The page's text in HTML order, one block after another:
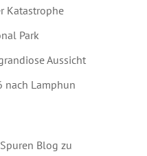
Katastrophe
Park
Aussicht
nach Lamphun
Blog zu